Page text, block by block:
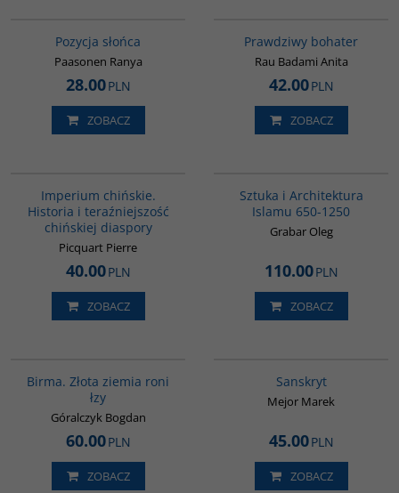
Pozycja słońca
Paasonen Ranya
28.00PLN
ZOBACZ
Prawdziwy bohater
Rau Badami Anita
42.00PLN
ZOBACZ
Imperium chińskie.
Historia i teraźniejszość
chińskiej diaspory
Picquart Pierre
40.00PLN
ZOBACZ
Sztuka i Architektura
Islamu 650-1250
Grabar Oleg
110.00PLN
ZOBACZ
Birma. Złota ziemia roni
łzy
Góralczyk Bogdan
60.00PLN
ZOBACZ
Sanskryt
Mejor Marek
45.00PLN
ZOBACZ